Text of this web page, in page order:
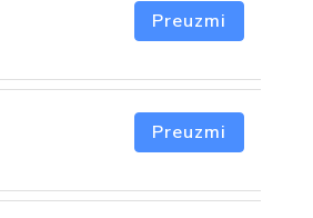
Preuzmi
Preuzmi